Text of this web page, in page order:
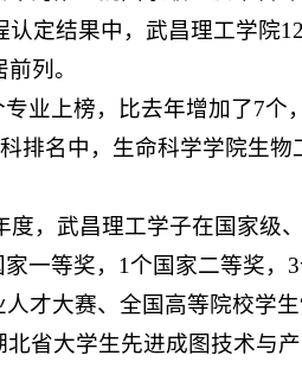
定结果中，武昌理工学院
列。
业上榜，比去年增加了7
排名中，生命科学学院生
度，武昌理工学子在国家级
一等奖，1个国家二等奖，
才大赛、全国高等院校学
省大学生先进成图技术与